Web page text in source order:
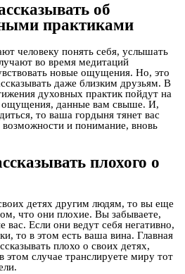
об
практиками
человеку понять себя, услышать
во время медитаций
новые ощущения. Но, это
даже близким друзьям. В
духовных практик пойдут на
ощущения, данные вам свыше. И,
то ваша гордыня тянет вас
и понимание, вновь
плохого о
детях другим людям, то вы еще
что они плохие. Вы забываете,
вас. Если они ведут себя негативно,
то в этом есть ваша вина. Главная
плохо о своих детях,
этом случае транслируете миру тот